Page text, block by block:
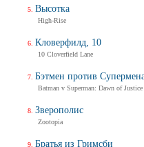
Высотка
High-Rise
Кловерфилд, 10
10 Cloverfield Lane
Бэтмен против
Batman v Superman: Dawn of Justice
Зверополис
Zootopia
Братья из Гримсби